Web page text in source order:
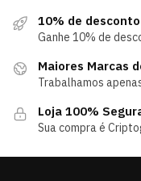
10% de desconto
Ganhe 10% de
Maiores Marcas
Trabalhamos
Loja 100%
Sua compra é